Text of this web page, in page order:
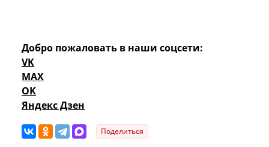
Добро пожаловать в наши соцсети:
VK
MAX
OK
Яндекс Дзен
Поделиться